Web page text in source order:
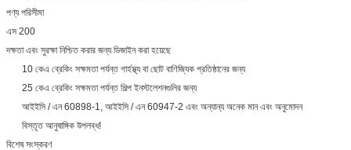
পণ্য পরিসীমা
এস 200
দক্ষতা এবং সুরক্ষা নিশ্চিত করার জন্য ডিজাইন করা হয়েছে
10 কেএ ব্রেকিং সক্ষমতা পর্যন্ত গার্হস্থ্য বা ছোট বাণিজ্যিক প্রতিষ্ঠানের জন্য
25 কেএ ব্রেকিং সক্ষমতা পর্যন্ত শিল্প ইনস্টলেশনগুলির জন্য
আইইসি / এন 60898-1, আইইসি / এন 60947-2 এবং অন্যান্য অনেক মান এবং অনুমোদন
বিস্তৃত আনুষাঙ্গিক উপলব্ধ!
বিশেষ সংস্করণ